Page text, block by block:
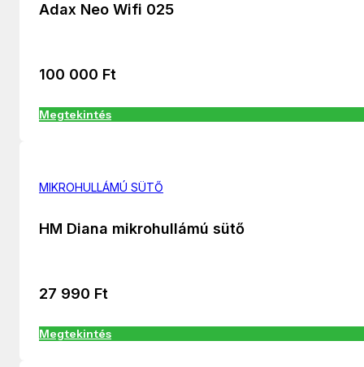
Adax Neo Wifi 025
100 000 Ft
Megtekintés
MIKROHULLÁMÚ SÜTŐ
HM Diana mikrohullámú sütő
27 990 Ft
Megtekintés